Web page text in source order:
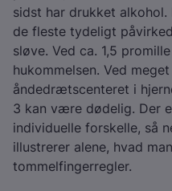
sidst har drukket
de fleste tydeligt
sløve. Ved ca. 1,5
hukommelsen. Ved
åndedrætscenteret i
3 kan være dødelig. Der
individuelle forskelle, så
illustrerer alene, hvad
tommelfingerregler.